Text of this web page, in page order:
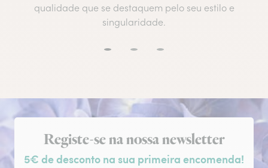
qualidade que se destaquem pelo seu estilo e
singularidade.
Subscrição da newsletter
Registe-se na nossa newsletter
5€ de desconto na sua primeira encomenda!